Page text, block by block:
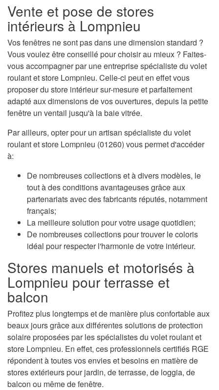
Vente et pose de stores
intérieurs à Lompnieu
Vos fenêtres ne sont pas dans une dimension standard ?
Vous voulez être conseillé pour choisir au mieux ? Faites-
vous accompagner par une entreprise spécialiste du volet
roulant et store Lompnieu. Celle-ci peut en effet vous
proposer du store intérieur sur-mesure et parfaitement
adapté aux dimensions de vos ouvertures, depuis la petite
fenêtre un ventail jusqu'à la baie vitrée.
Par ailleurs, opter pour un artisan spécialiste du volet
roulant et store Lompnieu (01260) vous permet d'accéder
à:
De nombreuses collections et à divers modèles, le
tout à des conditions avantageuses grâce aux
partenariats avec des fabricants réputés, notamment
français;
La meilleure solution pour votre usage quotidien;
De nombreuses collections pour trouver le coloris
idéal pour respecter l'harmonie de votre intérieur.
Stores manuels et motorisés à
Lompnieu pour terrasse et
balcon
Profitez plus longtemps et de manière plus confortable aux
beaux jours grâce aux différentes solutions de protection
solaire proposées par les spécialistes du volet roulant et
store Lompnieu. En effet, ces professionnels certifiés RGE
répondent à toutes vos envies et besoins en matière de
stores extérieurs pour jardin, de terrasse, de loggia, de
balcon ou même de fenêtre.